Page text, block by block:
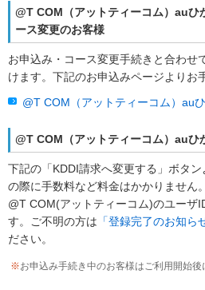
@T COM（アットティーコム）auひ
ース変更のお客様
お申込み・コース変更手続きと合わせ
けます。下記のお申込みページよりお
@T COM（アットティーコム）au
@T COM（アットティーコム）auひ
下記の「KDDI請求へ変更する」ボタ
の際に手数料など料金はかかりません。
@T COM(アットティーコム)のユーザ
す。ご不明の方は 「登録完了のお知ら
ださい。
※お申込み手続き中のお客様はご利用開始後